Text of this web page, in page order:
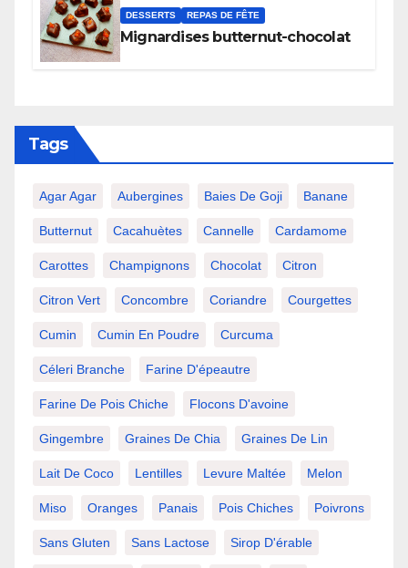
DESSERTS REPAS DE FÊTE
Mignardises butternut-chocolat
Tags
Agar Agar Aubergines Baies De Goji Banane
Butternut Cacahuètes Cannelle Cardamome
Carottes Champignons Chocolat Citron
Citron Vert Concombre Coriandre Courgettes
Cumin Cumin En Poudre Curcuma
Céleri Branche Farine D'épeautre
Farine De Pois Chiche Flocons D'avoine
Gingembre Graines De Chia Graines De Lin
Lait De Coco Lentilles Levure Maltée Melon
Miso Oranges Panais Pois Chiches Poivrons
Sans Gluten Sans Lactose Sirop D'érable